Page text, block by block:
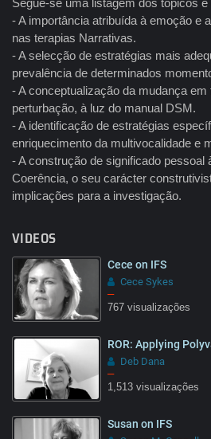
- A importância atribuída à emoção e
nas terapias Narrativas.
- A selecção de estratégias mais
prevalência de determinados
- A conceptualização da mudança em
perturbação, à luz do manual DSM.
- A identificação de estratégias
enriquecimento da multivocalidade e
- A construção de significado pessoal
Coerência, o seu carácter
implicações para a investigação.
VIDEOS
Cece on IFS
Cece Sykes
–
767 visualizações
ROR: Applying
Deb Dana
–
1,513 visualizações
Susan on IFS